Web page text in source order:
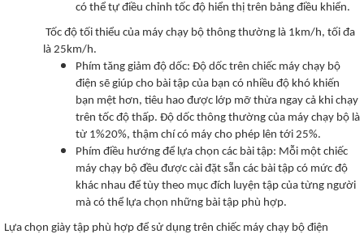
có thể tự điều chỉnh tốc độ hiển thị trên bảng điều khiển.
Tốc độ tối thiểu của máy chạy bộ thông thường là 1km/h, tối đa
là 25km/h.
Phím tăng giảm độ dốc: Độ dốc trên chiếc máy chạy bộ
điện sẽ giúp cho bài tập của bạn có nhiều độ khó khiến
bạn mệt hơn, tiêu hao được lớp mỡ thừa ngay cả khi chạy
trên tốc độ thấp. Độ dốc thông thường của máy chạy bộ là
từ 1%20%, thậm chí có máy cho phép lên tới 25%.
Phím điều hướng để lựa chọn các bài tập: Mỗi một chiếc
máy chạy bộ đều được cài đặt sẵn các bài tập có mức độ
khác nhau để tùy theo mục đích luyện tập của từng người
mà có thể lựa chọn những bài tập phù hợp.
Lựa chọn giày tập phù hợp để sử dụng trên chiếc máy chạy bộ điện